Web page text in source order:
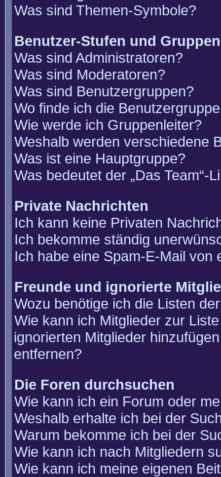
Was sind Themen-Symbole?
Benutzer-Stufen und Gruppen
Was sind Administratoren?
Was sind Moderatoren?
Was sind Benutzergruppen?
Wo finde ich die
Wie werde ich Gruppenleiter?
Weshalb werden verschiedene
Was ist eine Hauptgruppe?
Was bedeutet der „Das Team“-
Private Nachrichten
Ich kann keine Privaten
Ich bekomme ständig
Ich habe eine Spam-E-Mail von
Freunde und ignorierte
Wozu benötige ich die Listen
Wie kann ich Mitglieder zur
ignorierten Mitglieder
entfernen?
Die Foren durchsuchen
Wie kann ich ein Forum oder
Weshalb erhalte ich bei der
Warum bekomme ich bei der
Wie kann ich nach Mitgliedern
Wie kann ich meine eigenen